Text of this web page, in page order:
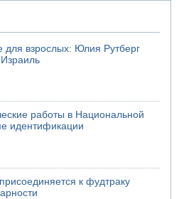
для взрослых: Юлия Рутберг
работы в Национальной
идентификации
к фудтраку